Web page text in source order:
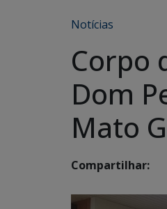
Notícias
Corpo
Dom
Mato
Compartilhar: